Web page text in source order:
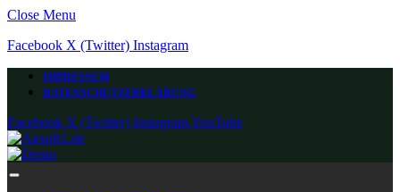
Close Menu
Facebook X (Twitter) Instagram
IMPRESSUM
DATENSCHUTZERKLÄRUNG
Facebook X (Twitter) InstagramYouTube